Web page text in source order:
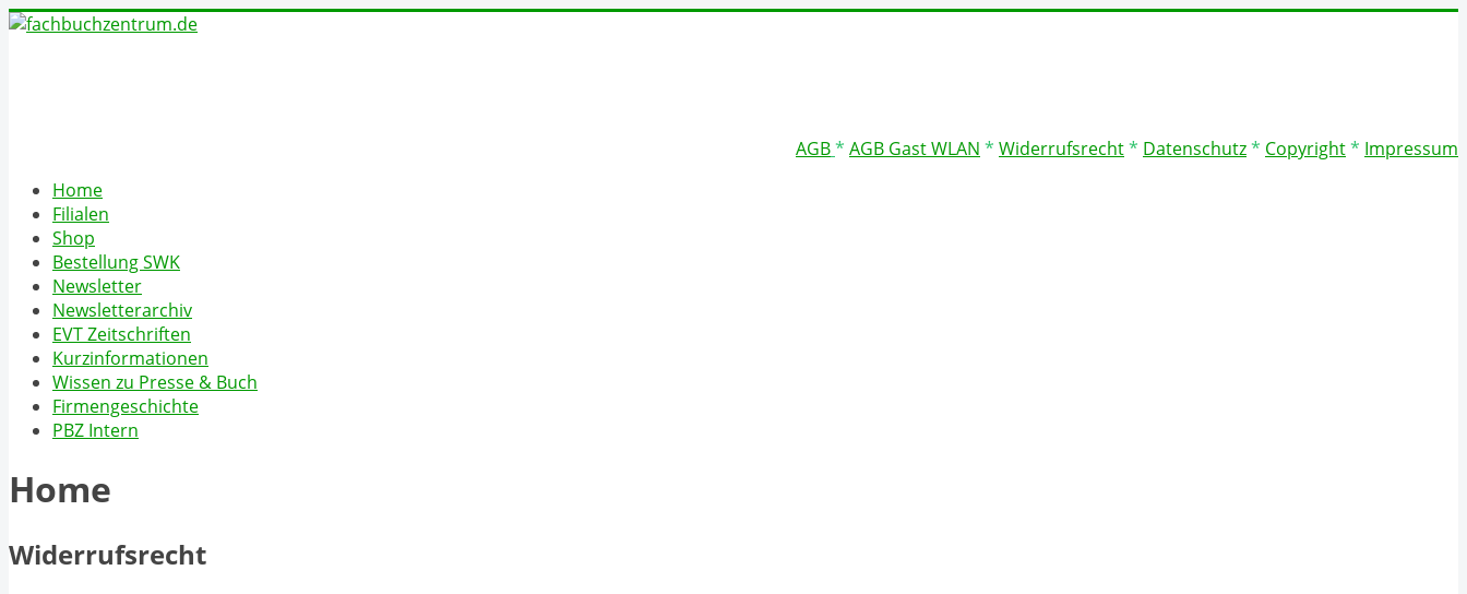
AGB* AGB Gast WLAN * Widerrufsrecht* Datenschutz* Copyright* Impressum
Home
Filialen
Shop
Bestellung SWK
Newsletter
Newsletterarchiv
EVT Zeitschriften
Kurzinformationen
Wissen zu Presse & Buch
Firmengeschichte
PBZ Intern
Home
Widerrufsrecht